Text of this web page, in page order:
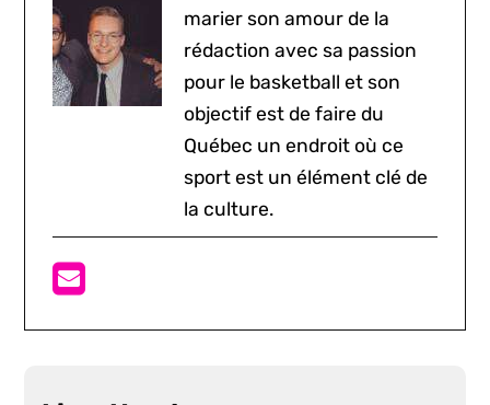
marier son amour de la
rédaction avec sa passion
pour le basketball et son
objectif est de faire du
Québec un endroit où ce
sport est un élément clé de
la culture.